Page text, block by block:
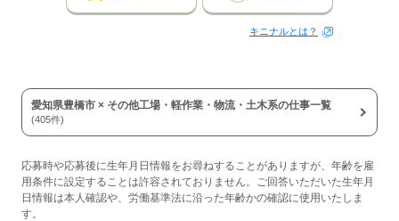
キニナルとは？
愛知県豊橋市 × その他工場・軽作業・物流・土木系の仕事一覧
(405件)
応募時や応募後に生年月日情報をお尋ねすることがありますが、年齢を雇
用条件に設定することは許容されておりません。ご回答いただいた生年月
日情報は本人確認や、労働基準法に沿った年齢かの確認に使用いたしま
す。